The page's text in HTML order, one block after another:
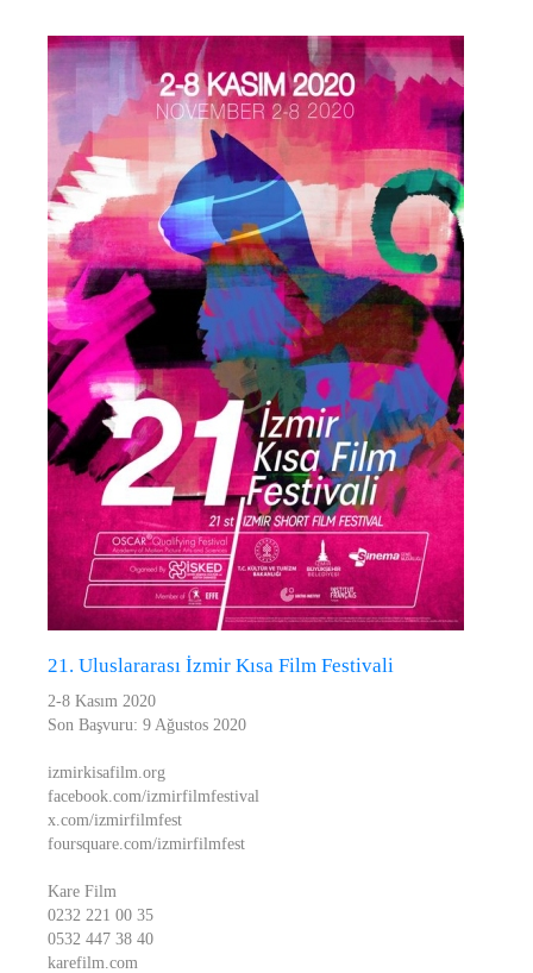
21. Uluslararası İzmir Kısa Film Festivali
2-8 Kasım 2020
Son Başvuru: 9 Ağustos 2020
izmirkisafilm.org
facebook.com/izmirfilmfestival
x.com/izmirfilmfest
foursquare.com/izmirfilmfest
Kare Film
0232 221 00 35
0532 447 38 40
karefilm.com